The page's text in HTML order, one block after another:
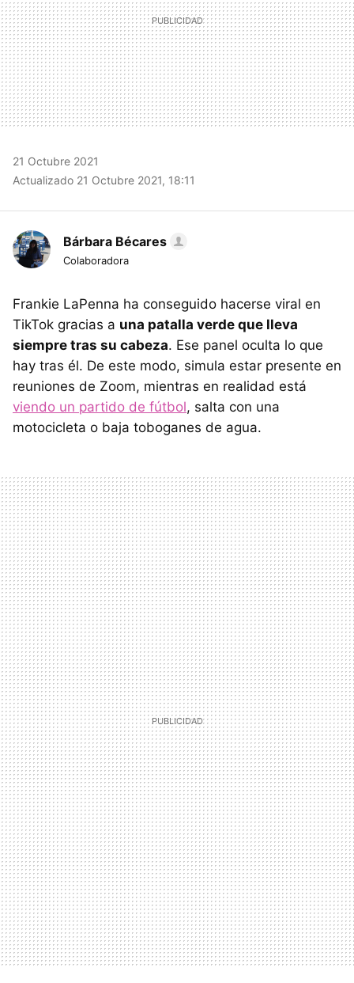
21 Octubre 2021
Actualizado 21 Octubre 2021, 18:11
Bárbara Bécares
Colaboradora
Frankie LaPenna ha conseguido hacerse viral en
TikTok gracias a una patalla verde que lleva
siempre tras su cabeza. Ese panel oculta lo que
hay tras él. De este modo, simula estar presente en
reuniones de Zoom, mientras en realidad está
viendo un partido de fútbol, salta con una
motocicleta o baja toboganes de agua.